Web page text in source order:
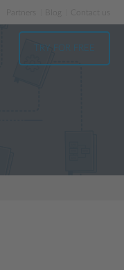
Partners
TRY FOR FREE